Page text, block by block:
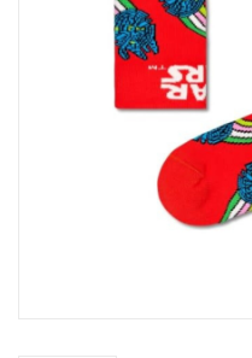
Cadeaubonnen
METEN IS WETEN!
#MYCLIENTSARETHECUTEST